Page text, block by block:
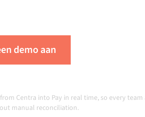
demo aan
Centra into Pay in real time, so every
manual reconciliation.